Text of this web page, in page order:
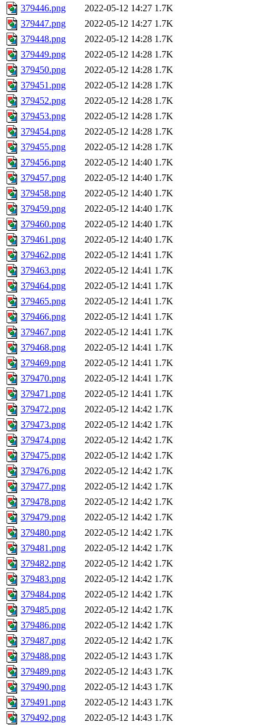
379446.png
2022-05-12 14:27 1.7K
379447.png
2022-05-12 14:27 1.7K
379448.png
2022-05-12 14:28 1.7K
379449.png
2022-05-12 14:28 1.7K
379450.png
2022-05-12 14:28 1.7K
379451.png
2022-05-12 14:28 1.7K
379452.png
2022-05-12 14:28 1.7K
379453.png
2022-05-12 14:28 1.7K
379454.png
2022-05-12 14:28 1.7K
379455.png
2022-05-12 14:28 1.7K
379456.png
2022-05-12 14:40 1.7K
379457.png
2022-05-12 14:40 1.7K
379458.png
2022-05-12 14:40 1.7K
379459.png
2022-05-12 14:40 1.7K
379460.png
2022-05-12 14:40 1.7K
379461.png
2022-05-12 14:40 1.7K
379462.png
2022-05-12 14:41 1.7K
379463.png
2022-05-12 14:41 1.7K
379464.png
2022-05-12 14:41 1.7K
379465.png
2022-05-12 14:41 1.7K
379466.png
2022-05-12 14:41 1.7K
379467.png
2022-05-12 14:41 1.7K
379468.png
2022-05-12 14:41 1.7K
379469.png
2022-05-12 14:41 1.7K
379470.png
2022-05-12 14:41 1.7K
379471.png
2022-05-12 14:41 1.7K
379472.png
2022-05-12 14:42 1.7K
379473.png
2022-05-12 14:42 1.7K
379474.png
2022-05-12 14:42 1.7K
379475.png
2022-05-12 14:42 1.7K
379476.png
2022-05-12 14:42 1.7K
379477.png
2022-05-12 14:42 1.7K
379478.png
2022-05-12 14:42 1.7K
379479.png
2022-05-12 14:42 1.7K
379480.png
2022-05-12 14:42 1.7K
379481.png
2022-05-12 14:42 1.7K
379482.png
2022-05-12 14:42 1.7K
379483.png
2022-05-12 14:42 1.7K
379484.png
2022-05-12 14:42 1.7K
379485.png
2022-05-12 14:42 1.7K
379486.png
2022-05-12 14:42 1.7K
379487.png
2022-05-12 14:42 1.7K
379488.png
2022-05-12 14:43 1.7K
379489.png
2022-05-12 14:43 1.7K
379490.png
2022-05-12 14:43 1.7K
379491.png
2022-05-12 14:43 1.7K
379492.png
2022-05-12 14:43 1.7K